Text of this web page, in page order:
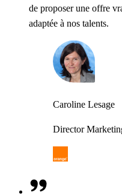
de proposer une offre
adaptée à nos talents.
Caroline Lesage
Director